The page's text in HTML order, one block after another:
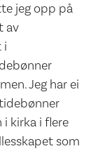
jeg opp på
av
i
Jeg har ei
kirka i flere
som